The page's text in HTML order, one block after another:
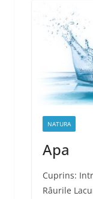
NATURA
Apa
Cuprins:
Râurile